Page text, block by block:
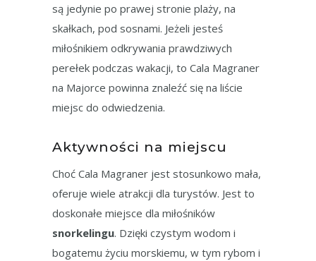
są jedynie po prawej stronie plaży, na
skałkach, pod sosnami. Jeżeli jesteś
miłośnikiem odkrywania prawdziwych
perełek podczas wakacji, to Cala Magraner
na Majorce powinna znaleźć się na liście
miejsc do odwiedzenia.
Aktywności na miejscu
Choć Cala Magraner jest stosunkowo mała,
oferuje wiele atrakcji dla turystów. Jest to
doskonałe miejsce dla miłośników
snorkelingu. Dzięki czystym wodom i
bogatemu życiu morskiemu, w tym rybom i